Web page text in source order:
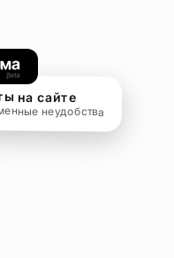
на сайте
неудобства